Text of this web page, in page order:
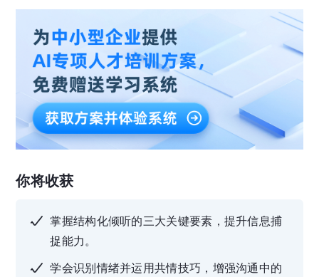
三节课X工信部AI岗位能力认证 · 全国合伙人招
募！
你将收获
掌握结构化倾听的三大关键要素，提升信息捕
捉能力。
学会识别情绪并运用共情技巧，增强沟通中的